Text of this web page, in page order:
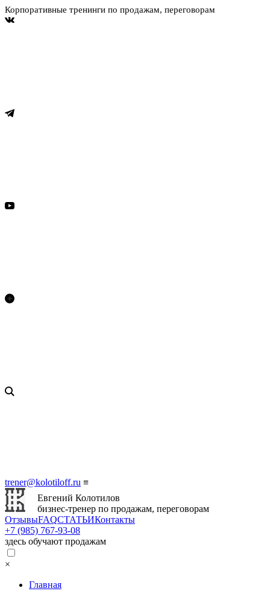
Корпоративные тренинги по продажам, переговорам
trener@kolotiloff.ru ≡
Евгений Колотилов
бизнес-тренер по продажам, переговорам
ОтзывыFAQСТАТЬИКонтакты
+7 (985) 767‑93‑08
здесь обучают продажам
×
Главная